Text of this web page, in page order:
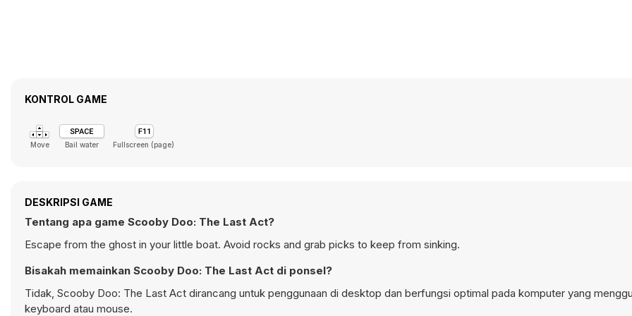
KONTROL GAME
Move Bail water Fullscreen (page)
DESKRIPSI GAME
Tentang apa game Scooby Doo: The Last Act?
Escape from the ghost in your little boat. Avoid rocks and grab picks to keep from sinking.
Bisakah memainkan Scooby Doo: The Last Act di ponsel?
Tidak, Scooby Doo: The Last Act dirancang untuk penggunaan di desktop dan berfungsi optimal pada komputer yang
keyboard atau mouse.